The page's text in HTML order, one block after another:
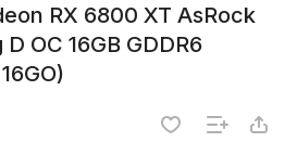
RX 6800 XT AsRock
OC 16GB GDDR6